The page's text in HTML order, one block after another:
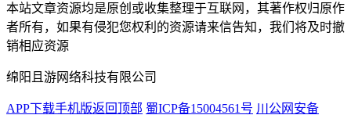
本站文章资源均是原创或收集整理于互联网，其著作权归原作
者所有，如果有侵犯您权利的资源请来信告知，我们将及时撤
销相应资源
绵阳且游网络科技有限公司
APP下载手机版返回顶部 蜀ICP备15004561号 川公网安备